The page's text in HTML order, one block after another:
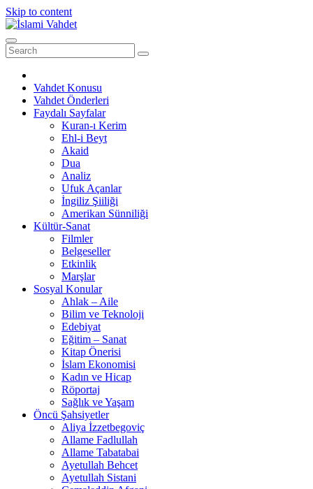
Skip to content
Vahdet Konusu
Vahdet Önderleri
Faydalı Sayfalar
Kuran-ı Kerim
Ehl-i Beyt
Akaid
Dua
Analiz
Ufuk Açanlar
İngiliz Şiiliği
Amerikan Sünniliği
Kültür-Sanat
Filmler
Belgeseller
Etkinlik
Marşlar
Sosyal Konular
Ahlak – Aile
Bilim ve Teknoloji
Edebiyat
Eğitim – Sanat
Kitap Önerisi
İslam Ekonomisi
Kadın ve Hicap
Röportaj
Sağlık ve Yaşam
Öncü Şahsiyetler
Aliya İzzetbegoviç
Allame Fadlullah
Allame Tabatabai
Ayetullah Behcet
Ayetullah Sistani